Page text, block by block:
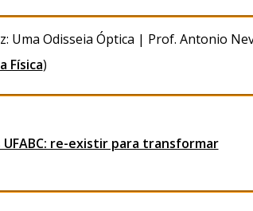
Uma Odisseia Óptica | Prof. Antonio
Física)
UFABC: re-existir para transformar